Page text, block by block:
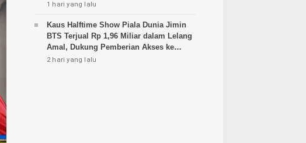
1 hari yang lalu
Kaus Halftime Show Piala Dunia Jimin
BTS Terjual Rp 1,96 Miliar dalam Lelang
Amal, Dukung Pemberian Akses ke
Pendidikan
2 hari yang lalu